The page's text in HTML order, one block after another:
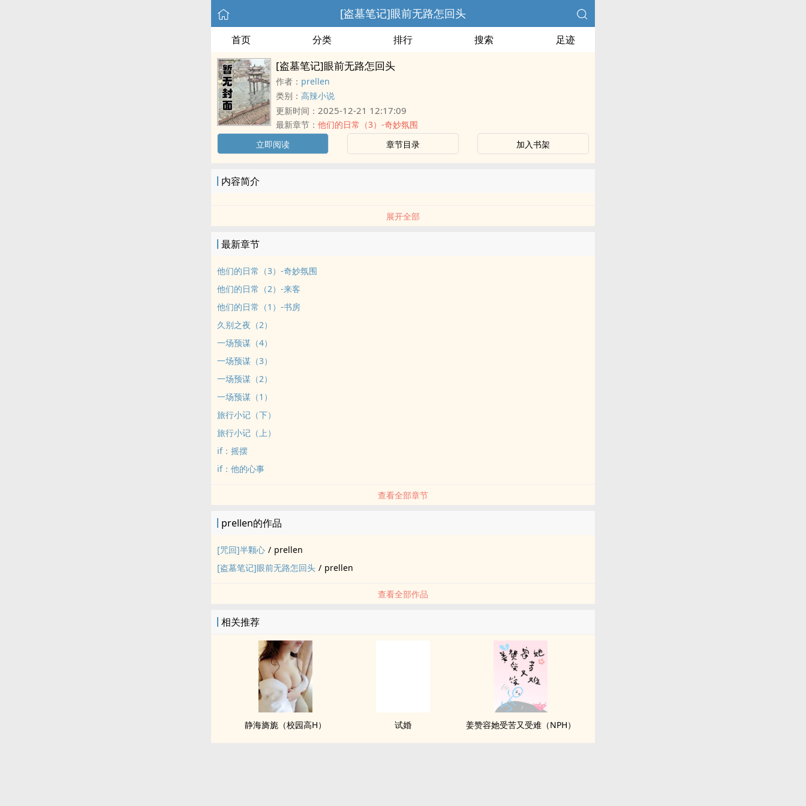
[盗墓笔记]眼前无路怎回头
首页 分类 排行 搜索 足迹
[盗墓笔记]眼前无路怎回头
作者： prellen
类别： 高辣小说
更新时间： 2025-12-21 12:17:09
最新章节： 他们的日常（3）-奇妙氛围
立即阅读
章节目录 加入书架
内容简介
展开全部
最新章节
他们的日常（3）-奇妙氛围
他们的日常（2）-来客
他们的日常（1）-书房
久别之夜（2）
一场预谋（4）
一场预谋（3）
一场预谋（2）
一场预谋（1）
旅行小记（下）
旅行小记（上）
if：摇摆
if：他的心事
查看全部章节
prellen的作品
[咒回]半颗心 / prellen
[盗墓笔记]眼前无路怎回头 / prellen
查看全部作品
相关推荐
静海旖旎（校园高H） 试婚 姜赞容她受苦又受难（NPH）